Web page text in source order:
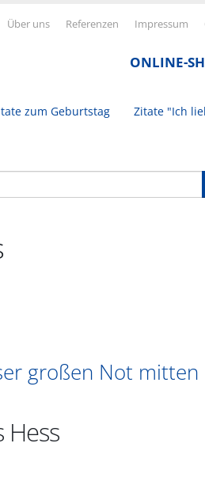
Über uns Referenzen Impressum
ONLINE-
zum Geburtstag Zitate "Ich
großen Not mitten